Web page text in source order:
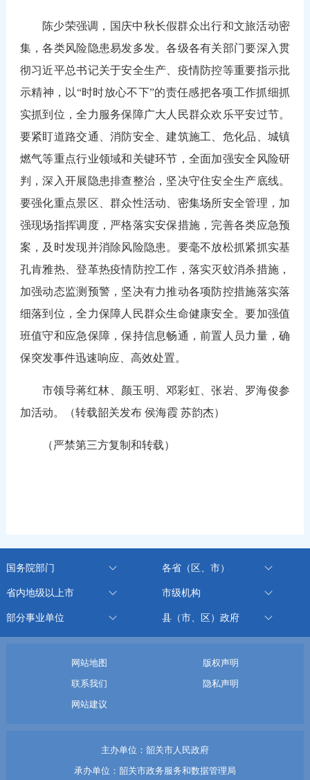
陈少荣强调，国庆中秋长假群众出行和文旅活动密
集，各类风险隐患易发多发。各级各有关部门要深入贯
彻习近平总书记关于安全生产、疫情防控等重要指示批
示精神，以“时时放心不下”的责任感把各项工作抓细抓
实抓到位，全力服务保障广大人民群众欢乐平安过节。
要紧盯道路交通、消防安全、建筑施工、危化品、城镇
燃气等重点行业领域和关键环节，全面加强安全风险研
判，深入开展隐患排查整治，坚决守住安全生产底线。
要强化重点景区、群众性活动、密集场所安全管理，加
强现场指挥调度，严格落实安保措施，完善各类应急预
案，及时发现并消除风险隐患。要毫不放松抓紧抓实基
孔肯雅热、登革热疫情防控工作，落实灭蚊消杀措施，
加强动态监测预警，坚决有力推动各项防控措施落实落
细落到位，全力保障人民群众生命健康安全。要加强值
班值守和应急保障，保持信息畅通，前置人员力量，确
保突发事件迅速响应、高效处置。
市领导蒋红林、颜玉明、邓彩虹、张岩、罗海俊参
加活动。（转载韶关发布 侯海霞 苏韵杰）
（严禁第三方复制和转载）
国务院部门 各省（区、市）
省内地级以上市 市级机构
部分事业单位 县（市、区）政府
网站地图
版权声明
联系我们
隐私声明
网站建议
主办单位：韶关市人民政府
承办单位：韶关市政务服务和数据管理局